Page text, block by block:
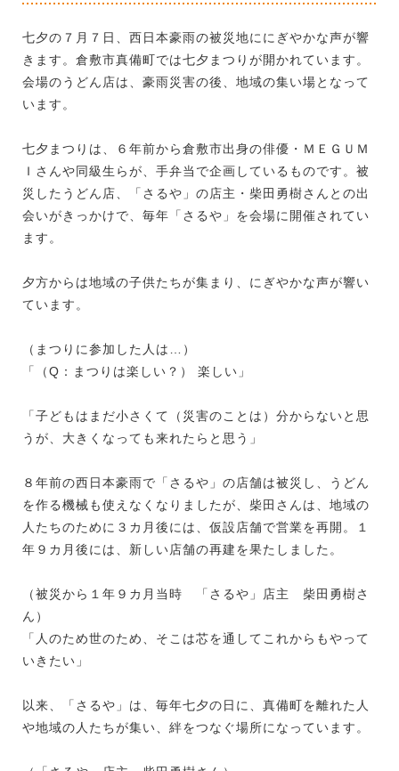
七夕の７月７日、西日本豪雨の被災地ににぎやかな声が響
きます。倉敷市真備町では七夕まつりが開かれています。
会場のうどん店は、豪雨災害の後、地域の集い場となって
います。
七夕まつりは、６年前から倉敷市出身の俳優・ＭＥＧＵＭ
Ｉさんや同級生らが、手弁当で企画しているものです。被
災したうどん店、「さるや」の店主・柴田勇樹さんとの出
会いがきっかけで、毎年「さるや」を会場に開催されてい
ます。
夕方からは地域の子供たちが集まり、にぎやかな声が響い
ています。
（まつりに参加した人は…）
「（Q：まつりは楽しい？） 楽しい」
「子どもはまだ小さくて（災害のことは）分からないと思
うが、大きくなっても来れたらと思う」
８年前の西日本豪雨で「さるや」の店舗は被災し、うどん
を作る機械も使えなくなりましたが、柴田さんは、地域の
人たちのために３カ月後には、仮設店舗で営業を再開。１
年９カ月後には、新しい店舗の再建を果たしました。
（被災から１年９カ月当時 「さるや」店主 柴田勇樹さ
ん）
「人のため世のため、そこは芯を通してこれからもやって
いきたい」
以来、「さるや」は、毎年七夕の日に、真備町を離れた人
や地域の人たちが集い、絆をつなぐ場所になっています。